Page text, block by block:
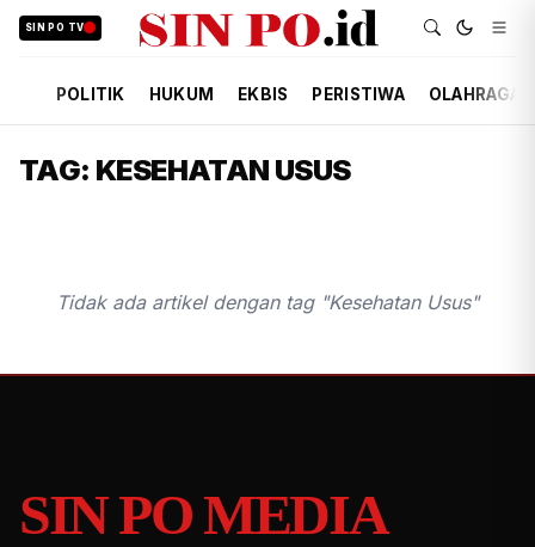
SIN PO TV
POLITIK HUKUM EKBIS PERISTIWA OLAHRAGA
TAG: KESEHATAN USUS
Tidak ada artikel dengan tag "Kesehatan Usus"
SIN PO MEDIA